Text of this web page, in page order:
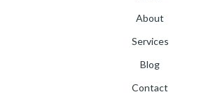
About
Services
Blog
Contact